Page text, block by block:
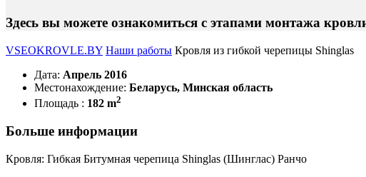
Здесь вы можете ознакомиться с этапами монтажа
VSEOKROVLE.BY Наши работы Кровля из гибкой черепицы Shinglas
Дата: Апрель 2016
Местонахождение: Беларусь, Минская область
Площадь : 182 m2
Больше информации
Кровля: Гибкая Битумная черепица Shinglas (Шинглас) Ранчо